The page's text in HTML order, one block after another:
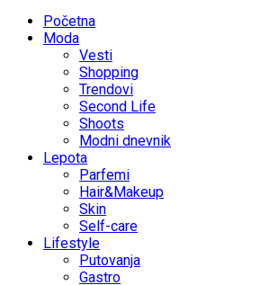
Početna
Moda
Vesti
Shopping
Trendovi
Second Life
Shoots
Modni dnevnik
Lepota
Parfemi
Hair&Makeup
Skin
Self-care
Lifestyle
Putovanja
Gastro